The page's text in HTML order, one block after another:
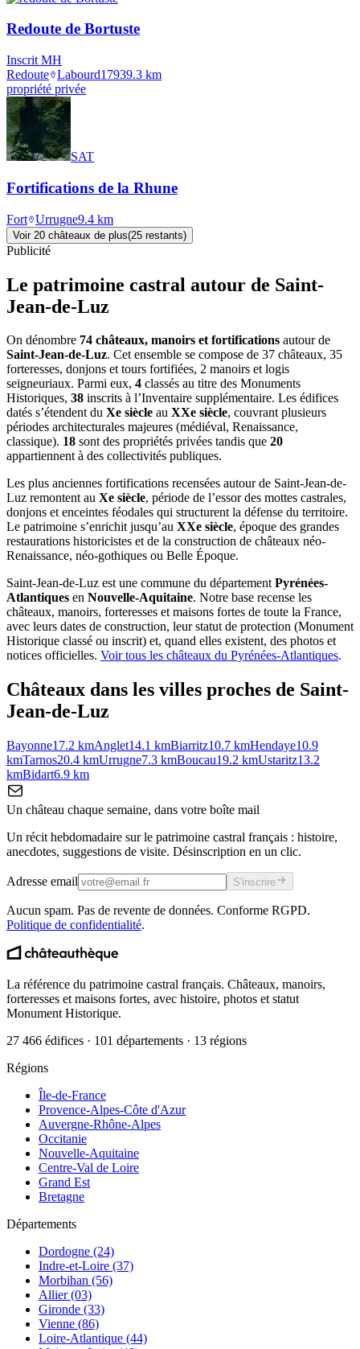
Redoute de Bortuste
Inscrit MH
Redoute Labourd17939.3 km
propriété privée
SAT
Fortifications de la Rhune
Fort Urrugne9.4 km
Voir 20 châteaux de plus(25 restants)
Publicité
Le patrimoine castral autour de Saint-
Jean-de-Luz
On dénombre 74 châteaux, manoirs et fortifications autour de
Saint-Jean-de-Luz. Cet ensemble se compose de 37 châteaux, 35
forteresses, donjons et tours fortifiées, 2 manoirs et logis
seigneuriaux. Parmi eux, 4 classés au titre des Monuments
Historiques, 38 inscrits à l’Inventaire supplémentaire. Les édifices
datés s’étendent du Xe siècle au XXe siècle, couvrant plusieurs
périodes architecturales majeures (médiéval, Renaissance,
classique). 18 sont des propriétés privées tandis que 20
appartiennent à des collectivités publiques.
Les plus anciennes fortifications recensées autour de Saint-Jean-de-
Luz remontent au Xe siècle, période de l’essor des mottes castrales,
donjons et enceintes féodales qui structurent la défense du territoire.
Le patrimoine s’enrichit jusqu’au XXe siècle, époque des grandes
restaurations historicistes et de la construction de châteaux néo-
Renaissance, néo-gothiques ou Belle Époque.
Saint-Jean-de-Luz est une commune du départementPyrénées-
Atlantiques en Nouvelle-Aquitaine. Notre base recense les
châteaux, manoirs, forteresses et maisons fortes de toute la France,
avec leurs dates de construction, leur statut de protection (Monument
Historique classé ou inscrit) et, quand elles existent, des photos et
notices officielles. Voir tous les châteaux du Pyrénées-Atlantiques.
Châteaux dans les villes proches de Saint-
Jean-de-Luz
Bayonne17.2 kmAnglet14.1 kmBiarritz10.7 kmHendaye10.9
kmTarnos20.4 kmUrrugne7.3 kmBoucau19.2 kmUstaritz13.2
kmBidart6.9 km
Un château chaque semaine, dans votre boîte mail
Un récit hebdomadaire sur le patrimoine castral français : histoire,
anecdotes, suggestions de visite. Désinscription en un clic.
Adresse email S'inscrire
Aucun spam. Pas de revente de données. Conforme RGPD.
Politique de confidentialité.
La référence du patrimoine castral français. Châteaux, manoirs,
forteresses et maisons fortes, avec histoire, photos et statut
Monument Historique.
27 466 édifices · 101 départements · 13 régions
Régions
Île-de-France
Provence-Alpes-Côte d'Azur
Auvergne-Rhône-Alpes
Occitanie
Nouvelle-Aquitaine
Centre-Val de Loire
Grand Est
Bretagne
Départements
Dordogne (24)
Indre-et-Loire (37)
Morbihan (56)
Allier (03)
Gironde (33)
Vienne (86)
Loire-Atlantique (44)